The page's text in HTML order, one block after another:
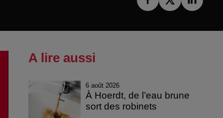
A lire aussi
6 août 2026
À Hoerdt, de l’eau brune
sort des robinets